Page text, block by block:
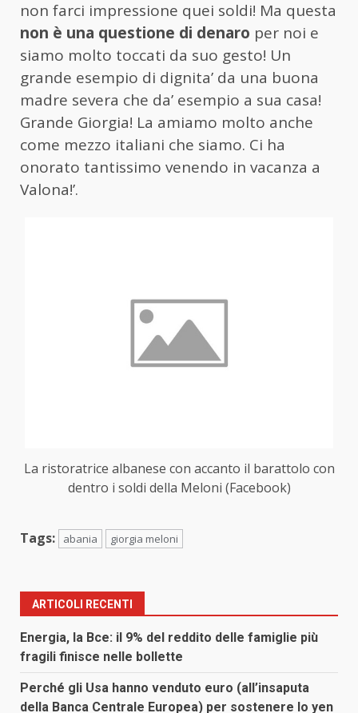
non farci impressione quei soldi! Ma questa
non è una questione di denaro per noi e
siamo molto toccati da suo gesto! Un
grande esempio di dignita’ da una buona
madre severa che da’ esempio a sua casa!
Grande Giorgia! La amiamo molto anche
come mezzo italiani che siamo. Ci ha
onorato tantissimo venendo in vacanza a
Valona!’.
La ristoratrice albanese con accanto il barattolo con
dentro i soldi della Meloni (Facebook)
Tags: abania giorgia meloni
ARTICOLI RECENTI
Energia, la Bce: il 9% del reddito delle famiglie più
fragili finisce nelle bollette
Perché gli Usa hanno venduto euro (all’insaputa
della Banca Centrale Europea) per sostenere lo yen